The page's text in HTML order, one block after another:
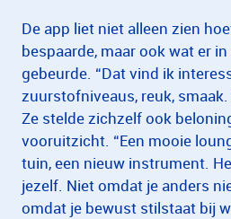
De app liet niet alleen zien
bespaarde, maar ook wat er
gebeurde. “Dat vind ik
zuurstofniveaus, reuk,
Ze stelde zichzelf ook
vooruitzicht. “Een mooie
tuin, een nieuw instrument.
jezelf. Niet omdat je anders
omdat je bewust stilstaat bij